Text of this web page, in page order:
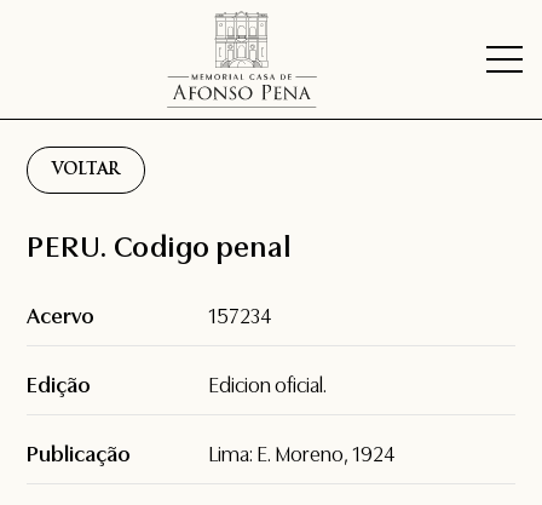
VOLTAR
PERU. Codigo penal
Acervo 157234
Edição Edicion oficial.
Publicação Lima: E. Moreno, 1924